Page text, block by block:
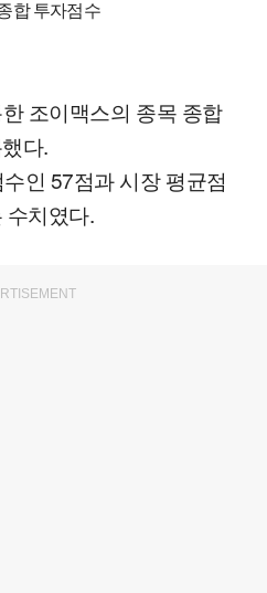
합 투자점수
조이맥스의 종목 종합
다.
인 57점과 시장 평균점
수치였다.